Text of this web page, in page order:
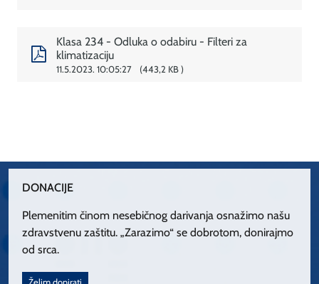
Klasa 234 - Odluka o odabiru - Filteri za
klimatizaciju
11.5.2023. 10:05:27 443,2 KB
DONACIJE
Plemenitim činom nesebičnog darivanja osnažimo našu
zdravstvenu zaštitu. „Zarazimo“ se dobrotom, donirajmo
od srca.